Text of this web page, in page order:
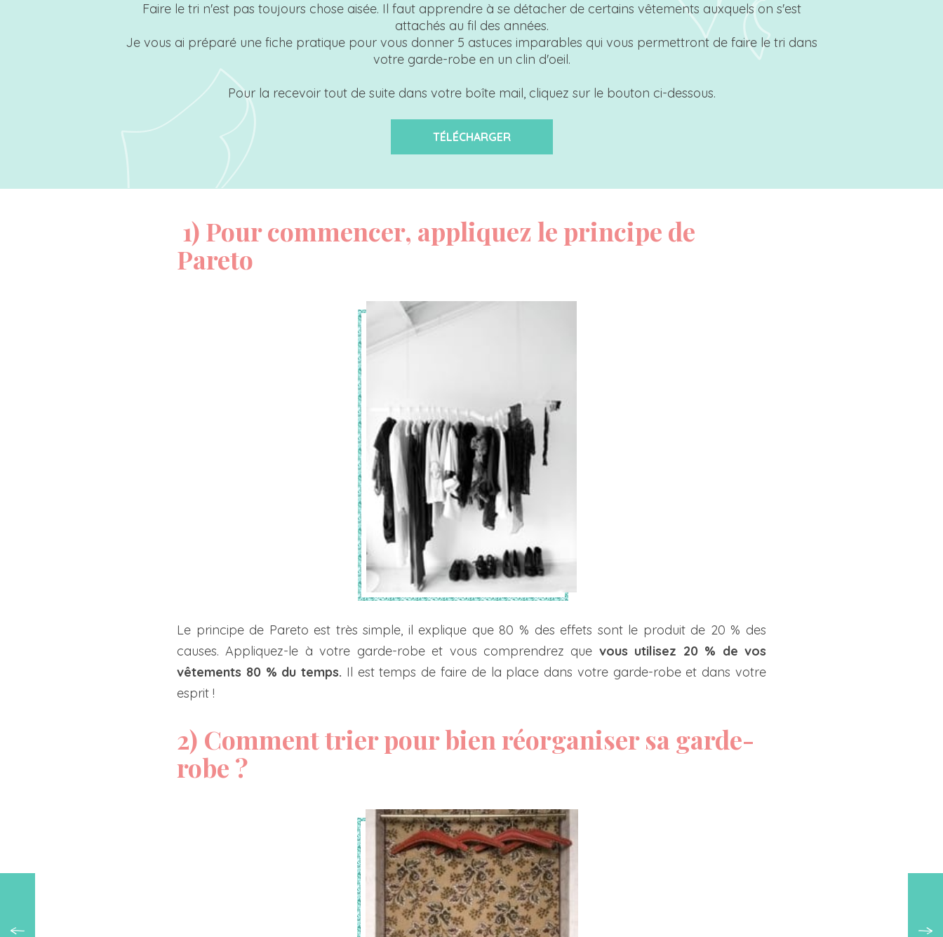
Faire le tri n'est pas toujours chose aisée. Il faut apprendre à se détacher de certains vêtements auxquels on s'est
attachés au fil des années.
Je vous ai préparé une fiche pratique pour vous donner 5 astuces imparables qui vous permettront de faire le tri dans
votre garde-robe en un clin d'oeil.
Pour la recevoir tout de suite dans votre boîte mail, cliquez sur le bouton ci-dessous.
TÉLÉCHARGER
1) Pour commencer, appliquez le principe de
Pareto
Le principe de Pareto est très simple, il explique que 80 % des effets sont le produit de 20 % des
causes. Appliquez-le à votre garde-robe et vous comprendrez que vous utilisez 20 % de vos
vêtements 80 % du temps. Il est temps de faire de la place dans votre garde-robe et dans votre
esprit !
2) Comment trier pour bien réorganiser sa garde-
robe ?